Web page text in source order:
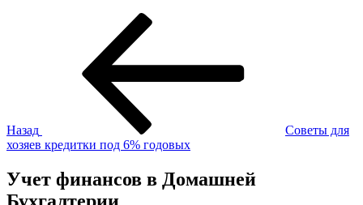
Назад
Советы для
хозяев кредитки под 6% годовых
Учет финансов в Домашней